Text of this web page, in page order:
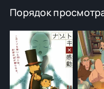
Порядок